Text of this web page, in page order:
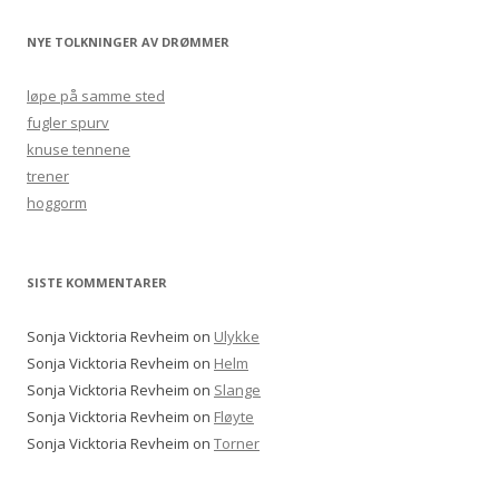
NYE TOLKNINGER AV DRØMMER
løpe på samme sted
fugler spurv
knuse tennene
trener
hoggorm
SISTE KOMMENTARER
Sonja Vicktoria Revheim on Ulykke
Sonja Vicktoria Revheim on Helm
Sonja Vicktoria Revheim on Slange
Sonja Vicktoria Revheim on Fløyte
Sonja Vicktoria Revheim on Torner